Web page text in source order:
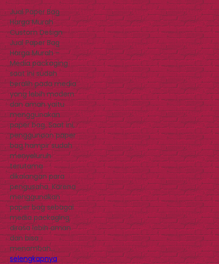
Jual Paper Bag
Harga Murah
Custom Design
Jual Paper Bag
Harga Murah –
Media packaging
saat ini sudah
beralih pada media
yang lebih modern
dan aman yaitu
menggunakan
paper bag. Saat ini,
penggunaan paper
bag hampir sudah
menyeluruh
terutama
dikalangan para
pengusaha. Karena
menggunakan
paper bag sebagai
media packaging
dirasa lebih aman
dan bisa
menambah…
selengkapnya